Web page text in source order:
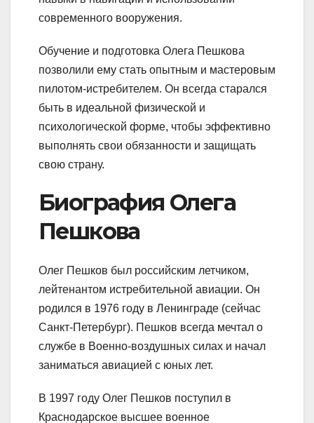
современного вооружения.
Обучение и подготовка Олега Пешкова
позволили ему стать опытным и мастеровым
пилотом-истребителем. Он всегда старался
быть в идеальной физической и
психологической форме, чтобы эффективно
выполнять свои обязанности и защищать
свою страну.
Биография Олега
Пешкова
Олег Пешков был российским летчиком,
лейтенантом истребительной авиации. Он
родился в 1976 году в Ленинграде (сейчас
Санкт-Петербург). Пешков всегда мечтал о
службе в Военно-воздушных силах и начал
заниматься авиацией с юных лет.
В 1997 году Олег Пешков поступил в
Краснодарское высшее военное